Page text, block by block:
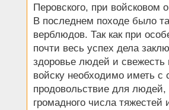
Перовского, при войсковом
В последнем походе было
верблюдов. Так как при
почти весь успех дела
здоровье людей и свежесть
войску необходимо иметь с
продовольствие для
громадного числа